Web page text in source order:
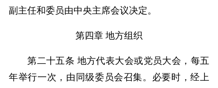
副主任和委员由中央主席会议决定。
第四章 地方组织
第二十五条 地方代表大会或党员大会，每五
年举行一次，由同级委员会召集。必要时，经上